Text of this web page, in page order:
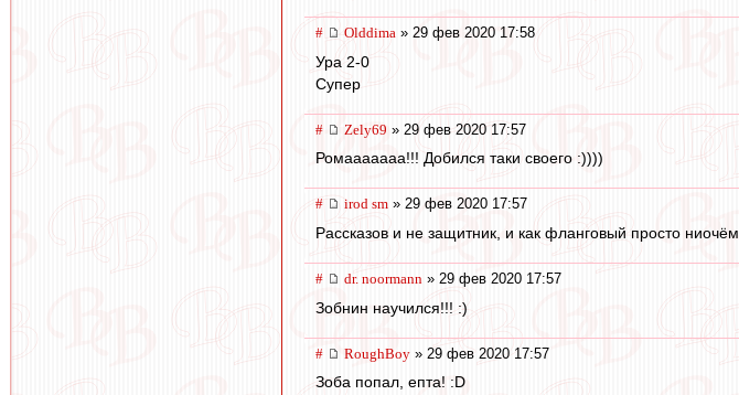
# Olddima » 29 фев 2020 17:58
Ура 2-0
Супер
# Zely69 » 29 фев 2020 17:57
Ромааааааа!!! Добился таки своего :))))
# irod sm » 29 фев 2020 17:57
Рассказов и не защитник, и как фланговый просто ниочём.
# dr. noormann » 29 фев 2020 17:57
Зобнин научился!!! :)
# RoughBoy » 29 фев 2020 17:57
Зоба попал, епта! :D